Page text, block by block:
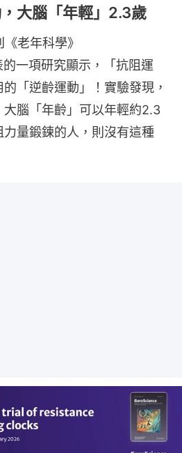
大腦「年輕」2.3歲
老年科學》
的一項研究顯示，「抗阻運
「逆齡運動」！實驗發現，
腦「年齡」可以年輕約2.3
量鍛鍊的人，則沒有這種